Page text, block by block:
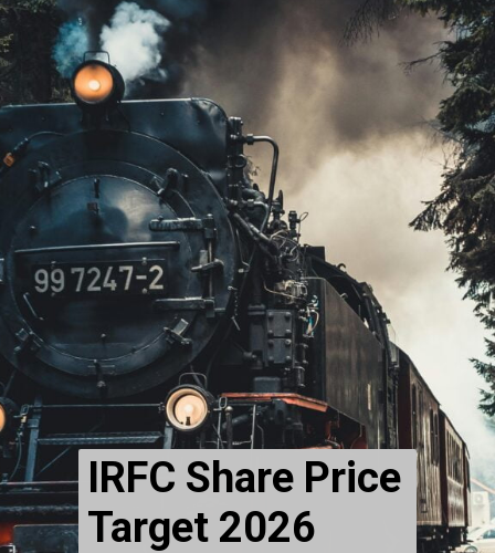
IRFC Share Price
Target 2026